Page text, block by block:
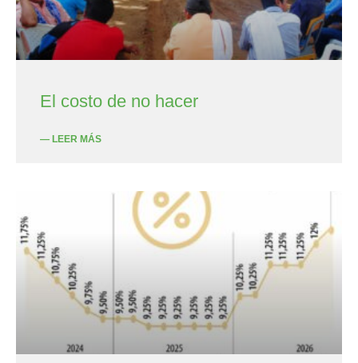
El costo de no hacer
— LEER MÁS